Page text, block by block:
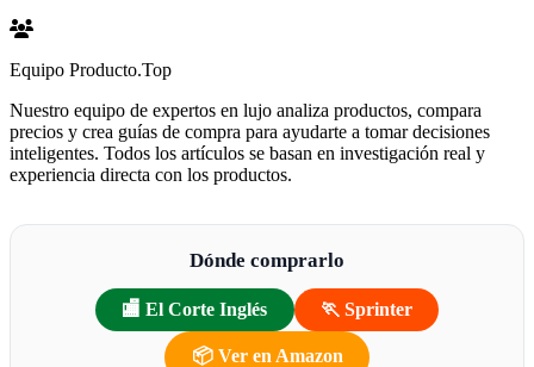
Equipo Producto.Top
Nuestro equipo de expertos en lujo analiza productos, compara
precios y crea guías de compra para ayudarte a tomar decisiones
inteligentes. Todos los artículos se basan en investigación real y
experiencia directa con los productos.
Dónde comprarlo
🏬 El Corte Inglés 🏃 Sprinter
📦 Ver en Amazon